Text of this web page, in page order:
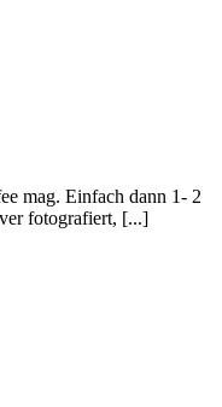
mag. Einfach dann 1- 2
fotografiert, [...]